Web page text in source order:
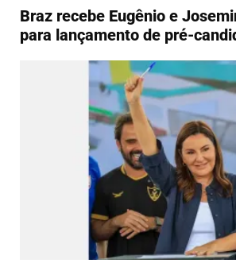
Braz recebe Eugênio e
para lançamento de pré-